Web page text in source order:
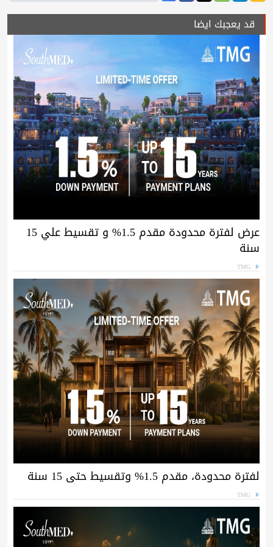
قد يعجبك ايضا
عرض لفترة محدودة مقدم 1.5% و تقسيط علي 15
سنة
TMG
لفترة محدودة، مقدم 1.5% وتقسيط حتى 15 سنة
TMG